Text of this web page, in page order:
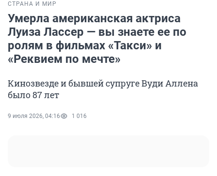
СТРАНА И МИР
Умерла американская актриса
Луиза Лассер — вы знаете ее по
ролям в фильмах «Такси» и
«Реквием по мечте»
Кинозвезде и бывшей супруге Вуди Аллена
было 87 лет
9 июля 2026, 04:16 1 016